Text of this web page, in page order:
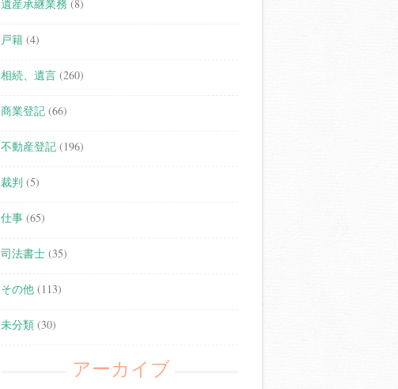
遺産承継業務 (8)
戸籍 (4)
相続、遺言 (260)
商業登記 (66)
不動産登記 (196)
裁判 (5)
仕事 (65)
司法書士 (35)
その他 (113)
未分類 (30)
アーカイブ